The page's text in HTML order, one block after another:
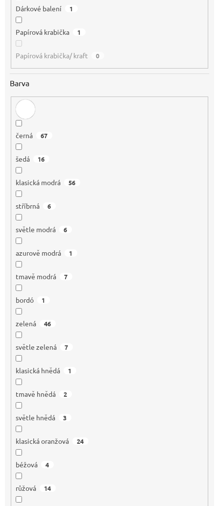
Dárkové balení 1
Papírová krabička 1
Papírová krabička/ kraft 0
Barva
černá 67
šedá 16
klasická modrá 56
stříbrná 6
světle modrá 6
azurově modrá 1
tmavě modrá 7
bordó 1
zelená 46
světle zelená 7
klasická hnědá 1
tmavě hnědá 2
světle hnědá 3
klasická oranžová 24
béžová 4
růžová 14